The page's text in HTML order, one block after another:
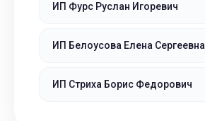
ИП Фурс Руслан Игоревич
ИП Белоусова Елена Сергеевна
ИП Стриха Борис Федорович